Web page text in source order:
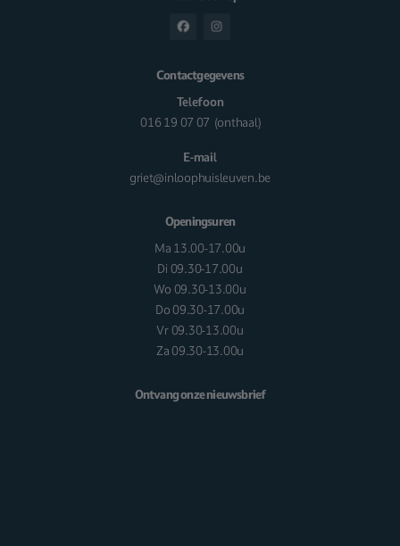
Contactgegevens
Telefoon
016 19 07 07 (onthaal)
E-mail
griet@inloophuisleuven.be
Openingsuren
Ma 13.00-17.00u
Di 09.30-17.00u
Wo 09.30-13.00u
Do 09.30-17.00u
Vr 09.30-13.00u
Za 09.30-13.00u
Ontvang onze nieuwsbrief